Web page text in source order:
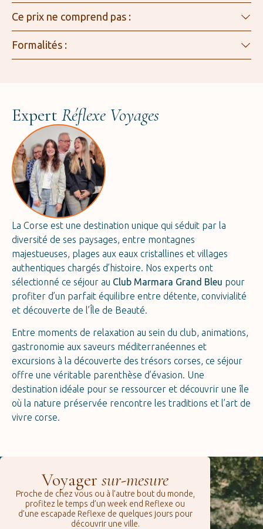
Ce prix ne comprend pas :
Formalités :
Expert Réflexe Voyages
La Corse est une destination unique qui séduit par la
diversité de ses paysages, entre montagnes
majestueuses, plages aux eaux cristallines et villages
authentiques chargés d’histoire. Nos experts ont
sélectionné ce séjour au Club Marmara Grand Bleu pour
profiter d’un parfait équilibre entre détente, convivialité
et découverte de l’Île de Beauté.
Entre moments de relaxation au sein du club, animations,
gastronomie aux saveurs méditerranéennes et
excursions à la découverte des trésors corses, ce séjour
offre une véritable parenthèse d’évasion. Une
destination idéale pour se ressourcer et découvrir une île
où la nature préservée rencontre les traditions et l’art de
vivre corse.
Voyagersur-mesure
Proche de chez vous ou à l’autre bout du monde,
profitez le temps d’un week end Reflexe ou
d’une escapade Reflexe de quelques jours pour
découvrir une ville.